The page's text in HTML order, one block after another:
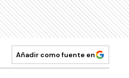
Añadir como fuente en